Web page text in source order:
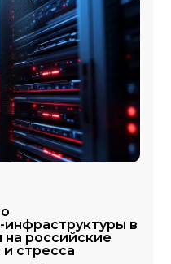
в
на российские
стресса